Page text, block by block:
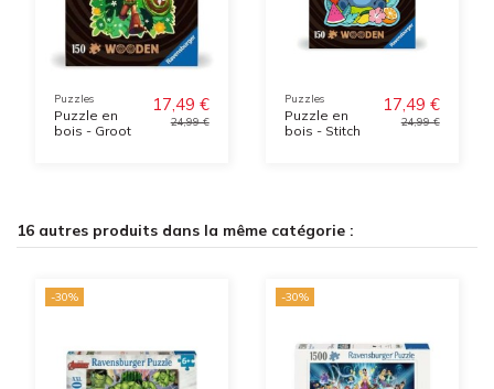
Puzzles
Puzzle en
bois - Groot
17,49 €
24,99 €
Puzzles
Puzzle en
bois - Stitch
17,49 €
24,99 €
16 autres produits dans la même catégorie :
-30% -30%